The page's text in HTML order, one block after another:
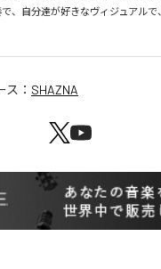
、自分達が好きなヴィジュアルで
： SHAZNA